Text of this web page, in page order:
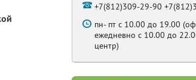
+7(812)309-29-90
пн- пт с 10.00 до 19.00
ежедневно с 10.00 до
центр)